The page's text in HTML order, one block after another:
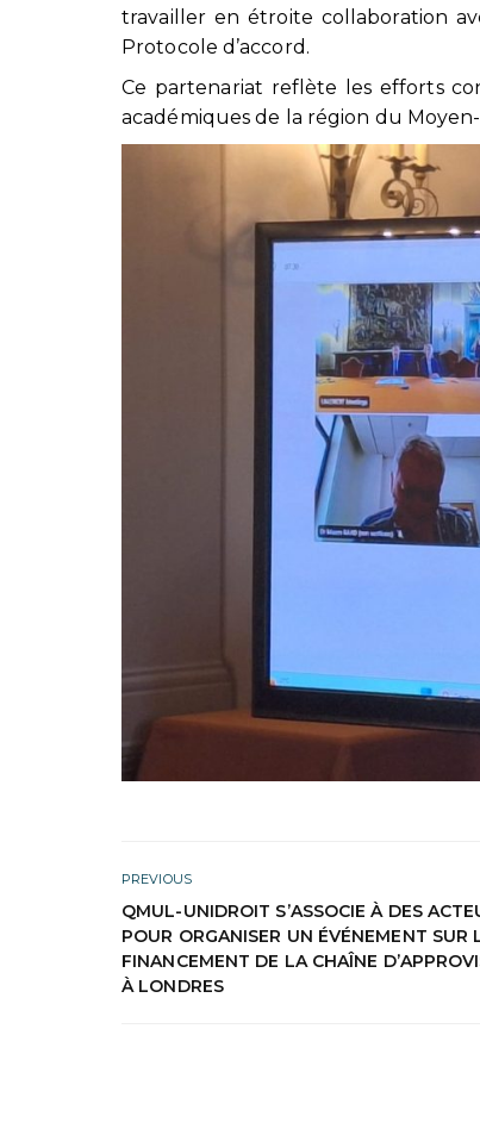
travailler en étroite collaboration
Protocole d’accord.
Ce partenariat reflète les efforts
académiques de la région du
PREVIOUS
QMUL-UNIDROIT S’ASSOCIE À DES
POUR ORGANISER UN ÉVÉNEMENT SUR
FINANCEMENT DE LA CHAÎNE
À LONDRES